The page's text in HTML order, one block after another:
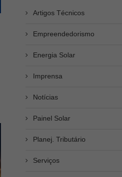
Artigos Técnicos
Empreendedorismo
Energia Solar
Imprensa
Notícias
Painel Solar
Planej. Tributário
Serviços